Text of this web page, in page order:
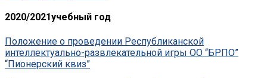
2020/2021учебный год
Положение о проведении Республиканской
интеллектуально-развлекательной игры ОО “БРПО”
“Пионерский квиз”